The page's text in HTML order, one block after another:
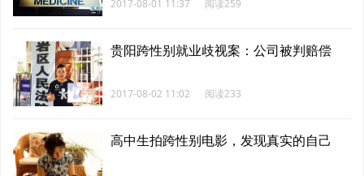
2017-08-01 11:37 阅读259
贵阳跨性别就业歧视案：公司被判赔偿
2017-08-02 11:02 阅读233
高中生拍跨性别电影，发现真实的自己